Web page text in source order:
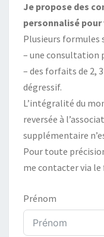
Je propose des
personnalisé
Plusieurs formules
– une consultation
– des forfaits de 2,
dégressif.
L’intégralité du
reversée à
supplémentaire
Pour toute
me contacter via le
Prénom